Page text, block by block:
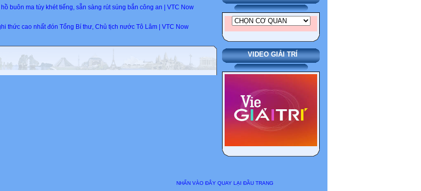
VIDEO GIẢI TRÍ
buôn ma túy khét tiếng, sẵn sàng rút súng bắn công an | VTC Now
thức cao nhất đón Tổng Bí thư, Chủ tịch nước Tô Lâm | VTC Now
NHẤN VÀO ĐÂY QUAY LẠI ĐẦU TRANG